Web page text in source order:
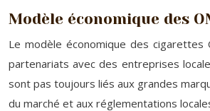
Modèle économique des
Le modèle économique des cigarettes
partenariats avec des entreprises
sont pas toujours liés aux grandes
du marché et aux réglementations